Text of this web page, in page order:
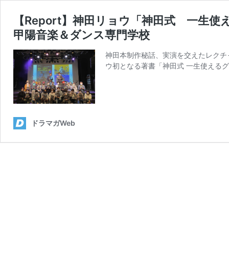
【Report】神田リョウ「神田式 一生使
甲陽音楽＆ダンス専門学校
神田本制作秘話、実演を交えたレク
ウ初となる著書「神田式 一生使える
ドラマガWeb